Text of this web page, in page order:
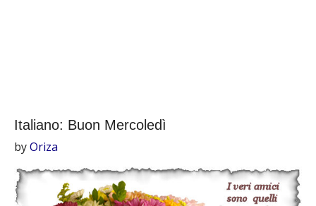
Italiano: Buon Mercoledì
byOriza